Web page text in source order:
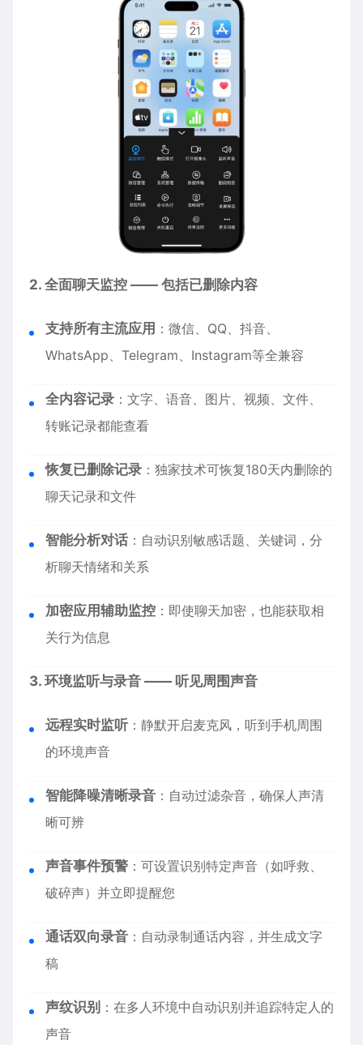
2. 全面聊天监控 —— 包括已删除内容
支持所有主流应用 ：微信、QQ、抖音、
WhatsApp、Telegram、Instagram等全兼容
全内容记录 ：文字、语音、图片、视频、文件、
转账记录都能查看
恢复已删除记录 ：独家技术可恢复180天内删除的
聊天记录和文件
智能分析对话 ：自动识别敏感话题、关键词，分
析聊天情绪和关系
加密应用辅助监控 ：即使聊天加密，也能获取相
关行为信息
3. 环境监听与录音 —— 听见周围声音
远程实时监听 ：静默开启麦克风，听到手机周围
的环境声音
智能降噪清晰录音 ：自动过滤杂音，确保人声清
晰可辨
声音事件预警 ：可设置识别特定声音（如呼救、
破碎声）并立即提醒您
通话双向录音 ：自动录制通话内容，并生成文字
稿
声纹识别 ：在多人环境中自动识别并追踪特定人的
声音